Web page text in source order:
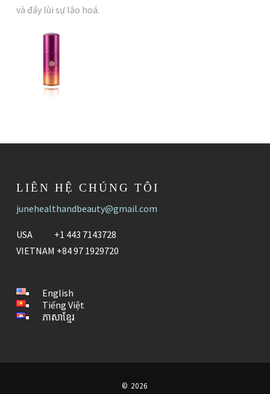
và đẩy lùi sự lão hoá.
LIÊN HỆ CHÚNG TÔI
junehealthandbeauty@gmail.com
USA +1 443 7143728
VIETNAM +84 97 1929720
English
Tiếng Việt
ភាសាខ្មែរ
© 2026